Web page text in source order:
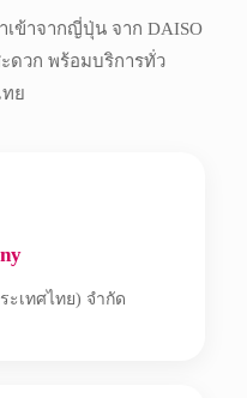
ข้าจากญี่ปุ่น จาก DAISO
ดวก พร้อมบริการทั่ว
ทย
ะเทศไทย) จำกัด